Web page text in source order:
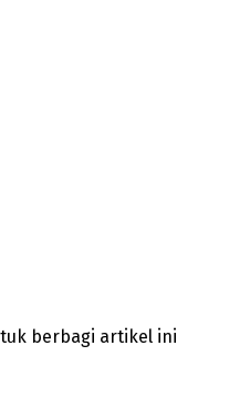
berbagi artikel ini